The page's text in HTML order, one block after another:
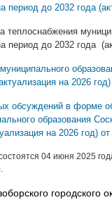
период до 2032 года
теплоснабжения
период до 2032 года
на 2026 год)
обсуждений в форме
образования
на 2026 год)
04 июня 2025
городского